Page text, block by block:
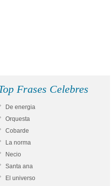
Frases Celebres
De energia
Orquesta
Cobarde
La norma
Necio
Santa ana
El universo